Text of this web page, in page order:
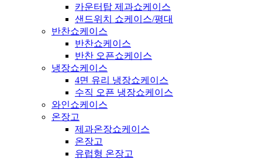
카운터탑 제과쇼케이스
샌드위치 쇼케이스/평대
반찬쇼케이스
반찬쇼케이스
반찬 오픈쇼케이스
냉장쇼케이스
4면 유리 냉장쇼케이스
수직 오픈 냉장쇼케이스
와인쇼케이스
온장고
제과온장쇼케이스
온장고
유럽형 온장고